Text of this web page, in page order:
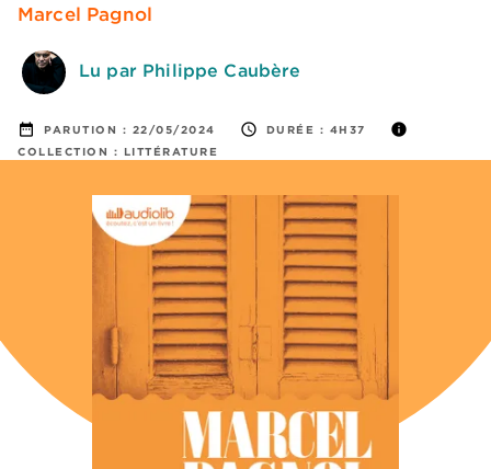
Marcel Pagnol
Lu par Philippe Caubère
date_range PARUTION : 22/05/2024 access_time DURÉE : 4H37 info
COLLECTION : LITTÉRATURE